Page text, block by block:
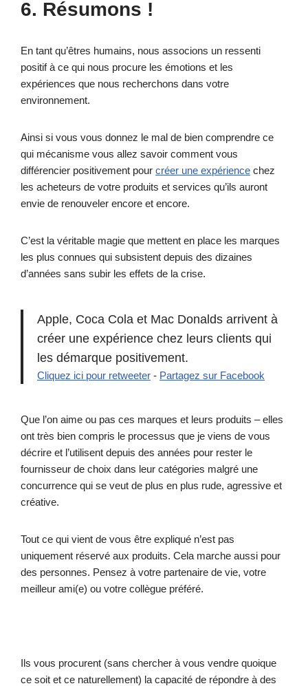
6. Résumons !
En tant qu’êtres humains, nous associons un ressenti
positif à ce qui nous procure les émotions et les
expériences que nous recherchons dans votre
environnement.
Ainsi si vous vous donnez le mal de bien comprendre ce
qui mécanisme vous allez savoir comment vous
différencier positivement pour créer une expérience chez
les acheteurs de votre produits et services qu’ils auront
envie de renouveler encore et encore.
C’est la véritable magie que mettent en place les marques
les plus connues qui subsistent depuis des dizaines
d’années sans subir les effets de la crise.
Apple, Coca Cola et Mac Donalds arrivent à
créer une expérience chez leurs clients qui
les démarque positivement.
Cliquez ici pour retweeter - Partagez sur Facebook
Que l’on aime ou pas ces marques et leurs produits – elles
ont très bien compris le processus que je viens de vous
décrire et l’utilisent depuis des années pour rester le
fournisseur de choix dans leur catégories malgré une
concurrence qui se veut de plus en plus rude, agressive et
créative.
Tout ce qui vient de vous être expliqué n’est pas
uniquement réservé aux produits. Cela marche aussi pour
des personnes. Pensez à votre partenaire de vie, votre
meilleur ami(e) ou votre collègue préféré.
Ils vous procurent (sans chercher à vous vendre quoique
ce soit et ce naturellement) la capacité de répondre à des